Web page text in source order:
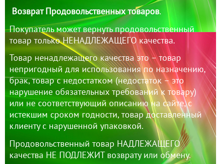
Возврат Продовольственных товаров.
Покупатель может вернуть продовольственный
товар только НЕНАДЛЕЖАЩЕГО качества.
Товар ненадлежащего качества это – товар
непригодный для использования по назначению,
брак, товар с недостатком (недостаток – это
нарушение обязательных требований к товару)
или не соответствующий описанию на сайте, с
истекшим сроком годности, товар доставленный
клиенту с нарушенной упаковкой.
Продовольственный товар НАДЛЕЖАЩЕГО
качества НЕ ПОДЛЕЖИТ возврату или обмену.